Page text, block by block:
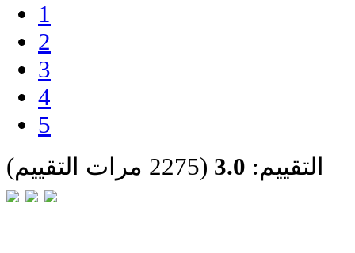
1
2
3
4
5
التقييم: 3.0 (2275 مرات التقييم)